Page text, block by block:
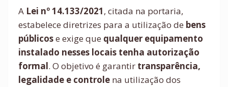
A Lei nº 14.133/2021, citada na portaria,
estabelece diretrizes para a utilização de bens
públicose exige que qualquer equipamento
instalado nesses locais tenha autorização
formal. O objetivo é garantir transparência,
legalidade e controle na utilização dos